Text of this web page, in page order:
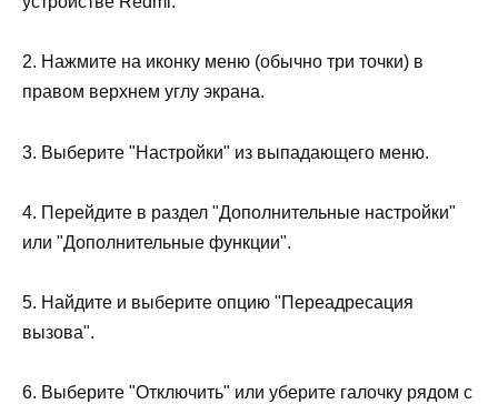
2. Нажмите на иконку меню (обычно три точки) в
правом верхнем углу экрана.
3. Выберите "Настройки" из выпадающего меню.
4. Перейдите в раздел "Дополнительные настройки"
или "Дополнительные функции".
5. Найдите и выберите опцию "Переадресация
вызова".
6. Выберите "Отключить" или уберите галочку рядом с